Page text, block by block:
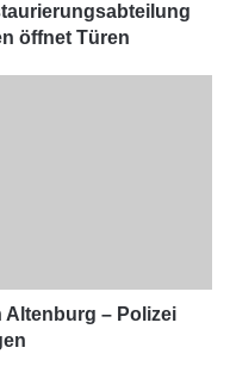
öffnet Türen
Altenburg – Polizei